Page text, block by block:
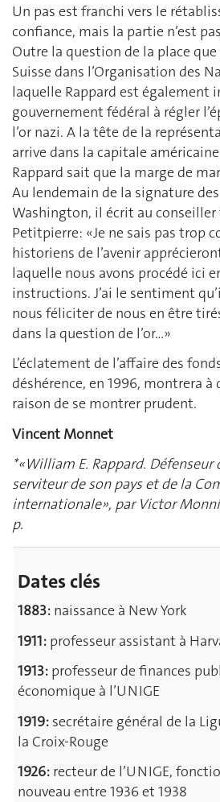
Un pas est franchi vers le
confiance, mais la partie n’est
Outre la question de la place
Suisse dans l’Organisation des
laquelle Rappard est également
gouvernement fédéral à régler
l’or nazi. A la tête de la
arrive dans la capitale
Rappard sait que la marge de
Au lendemain de la signature
Washington, il écrit au
Petitpierre: «Je ne sais pas trop
historiens de l’avenir
laquelle nous avons procédé ici
instructions. J’ai le sentiment
nous féliciter de nous en être
dans la question de l’or…»
L’éclatement de l’affaire des
déshérence, en 1996, montrera
raison de se montrer prudent.
Vincent Monnet
*«William E. Rappard. Défenseur
serviteur de son pays et de la
internationale», par Victor
p.
Dates clés
1883: naissance à New York
1911: professeur assistant à
1913: professeur de finances
économique à l’UNIGE
1919: secrétaire général de la
la Croix-Rouge
1926: recteur de l’UNIGE,
nouveau entre 1936 et 1938